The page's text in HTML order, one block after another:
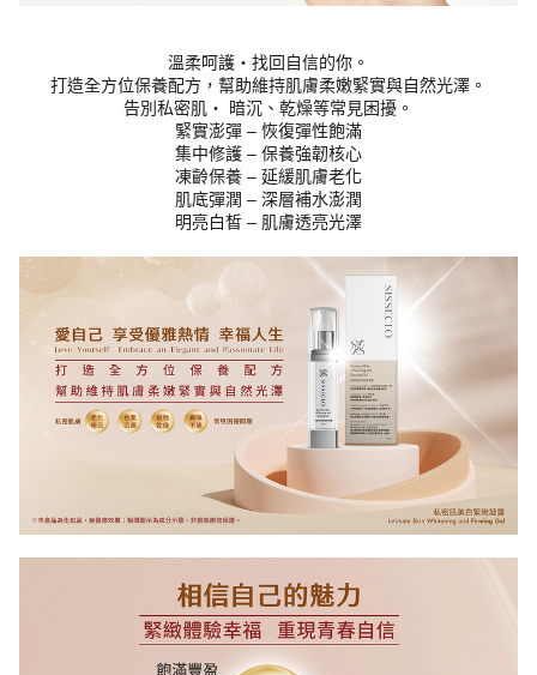
溫柔呵護・找回自信的你。
打造全方位保養配方，幫助維持肌膚柔嫩緊實與自然光澤。
告別私密肌・ 暗沉、乾燥等常見困擾。
緊實澎彈 – 恢復彈性飽滿
集中修護 – 保養強韌核心
凍齡保養 – 延緩肌膚老化
肌底彈潤 – 深層補水澎潤
明亮白皙 – 肌膚透亮光澤